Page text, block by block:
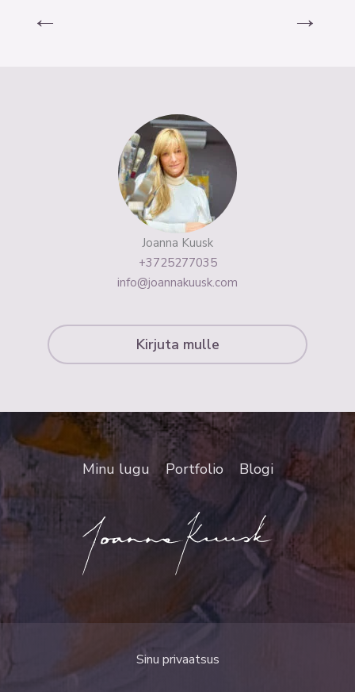
← →
Joanna Kuusk
+3725277035
info@joannakuusk.com
Kirjuta mulle
Minu lugu Portfolio Blogi
Sinu privaatsus